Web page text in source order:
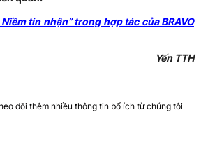
tin nhận” trong hợp tác của BRAVO
Yến TTH
dõi thêm nhiều thông tin bổ ích từ chúng tôi​